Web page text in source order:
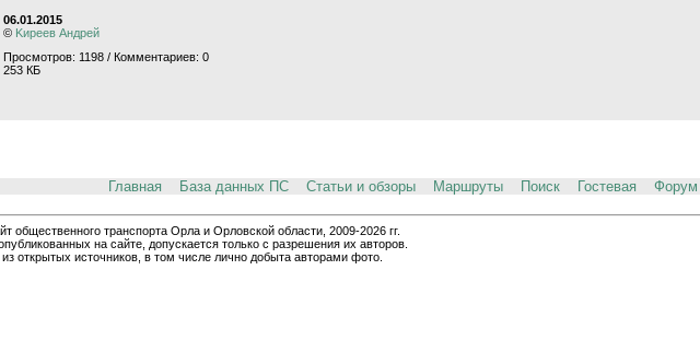
06.01.2015
© Kиpeeв Aндpeй
Просмотров: 1198 / Комментариев: 0
253 КБ
Главная База данных ПС Статьи и обзоры Маршруты Поиск Гостевая Форум
транспорта Орла и Орловской области, 2009-2026 гг.
на сайте, допускается только с разрешения их авторов.
открытых источников, в том числе лично добыта авторами фото.